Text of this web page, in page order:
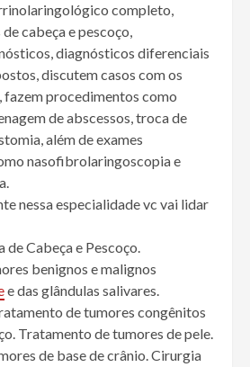
completo,
cabeça e pescoço,
diagnósticos diferenciais
discutem casos com os
fazem procedimentos como
de abscessos, troca de
além de exames
nasofibrolaringoscopia e
nessa especialidade vc vai lidar
Cabeça e Pescoço.
benignos e malignos
e das glândulas salivares.
de tumores congênitos
Tratamento de tumores de pele.
de base de crânio. Cirurgia